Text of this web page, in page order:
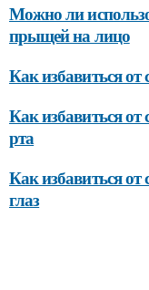
Можно ли
прыщей на лицо
Как избавиться
Как избавиться
рта
Как избавиться
глаз